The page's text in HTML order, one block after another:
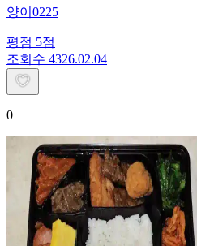
양이0225
평점 5점
조회수 4326.02.04
0